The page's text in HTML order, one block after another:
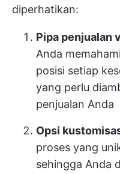
diperhatikan:
Pipa penjualan
Anda
posisi setiap
yang perlu
penjualan Anda
Opsi
proses yang
sehingga Anda